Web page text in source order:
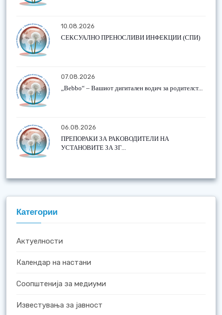
10.08.2026
СЕКСУАЛНО ПРЕНОСЛИВИ ИНФЕКЦИИ (СПИ)
07.08.2026
„Bebbo“ – Вашиот дигитален водич за родителст...
06.08.2026
ПРЕПОРАКИ ЗА РАКОВОДИТЕЛИ НА
УСТАНОВИТЕ ЗА ЗГ...
Категории
Актуелности
Календар на настани
Соопштенија за медиуми
Известувања за јавност